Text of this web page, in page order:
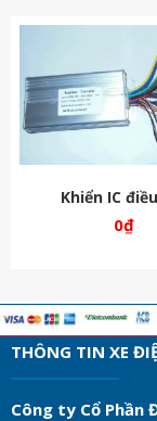
Khiển IC
0₫
THÔNG TIN XE
Công ty Cổ Phần